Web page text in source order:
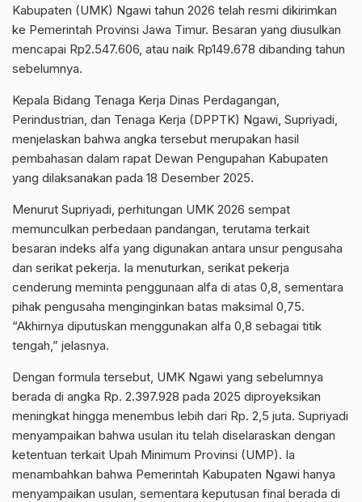
Kabupaten (UMK) Ngawi tahun 2026 telah resmi dikirimkan
ke Pemerintah Provinsi Jawa Timur. Besaran yang diusulkan
mencapai Rp2.547.606, atau naik Rp149.678 dibanding tahun
sebelumnya.
Kepala Bidang Tenaga Kerja Dinas Perdagangan,
Perindustrian, dan Tenaga Kerja (DPPTK) Ngawi, Supriyadi,
menjelaskan bahwa angka tersebut merupakan hasil
pembahasan dalam rapat Dewan Pengupahan Kabupaten
yang dilaksanakan pada 18 Desember 2025.
Menurut Supriyadi, perhitungan UMK 2026 sempat
memunculkan perbedaan pandangan, terutama terkait
besaran indeks alfa yang digunakan antara unsur pengusaha
dan serikat pekerja. Ia menuturkan, serikat pekerja
cenderung meminta penggunaan alfa di atas 0,8, sementara
pihak pengusaha menginginkan batas maksimal 0,75.
“Akhirnya diputuskan menggunakan alfa 0,8 sebagai titik
tengah,” jelasnya.
Dengan formula tersebut, UMK Ngawi yang sebelumnya
berada di angka Rp. 2.397.928 pada 2025 diproyeksikan
meningkat hingga menembus lebih dari Rp. 2,5 juta. Supriyadi
menyampaikan bahwa usulan itu telah diselaraskan dengan
ketentuan terkait Upah Minimum Provinsi (UMP). Ia
menambahkan bahwa Pemerintah Kabupaten Ngawi hanya
menyampaikan usulan, sementara keputusan final berada di